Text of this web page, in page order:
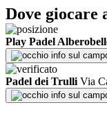
Dove giocare
Play Padel
info sul
Padel dei Trulli Via
info sul